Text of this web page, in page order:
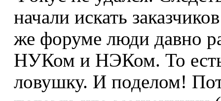
начали искать
же форуме люди давно
НУКом и НЭКом. То
ловушку. И поделом!